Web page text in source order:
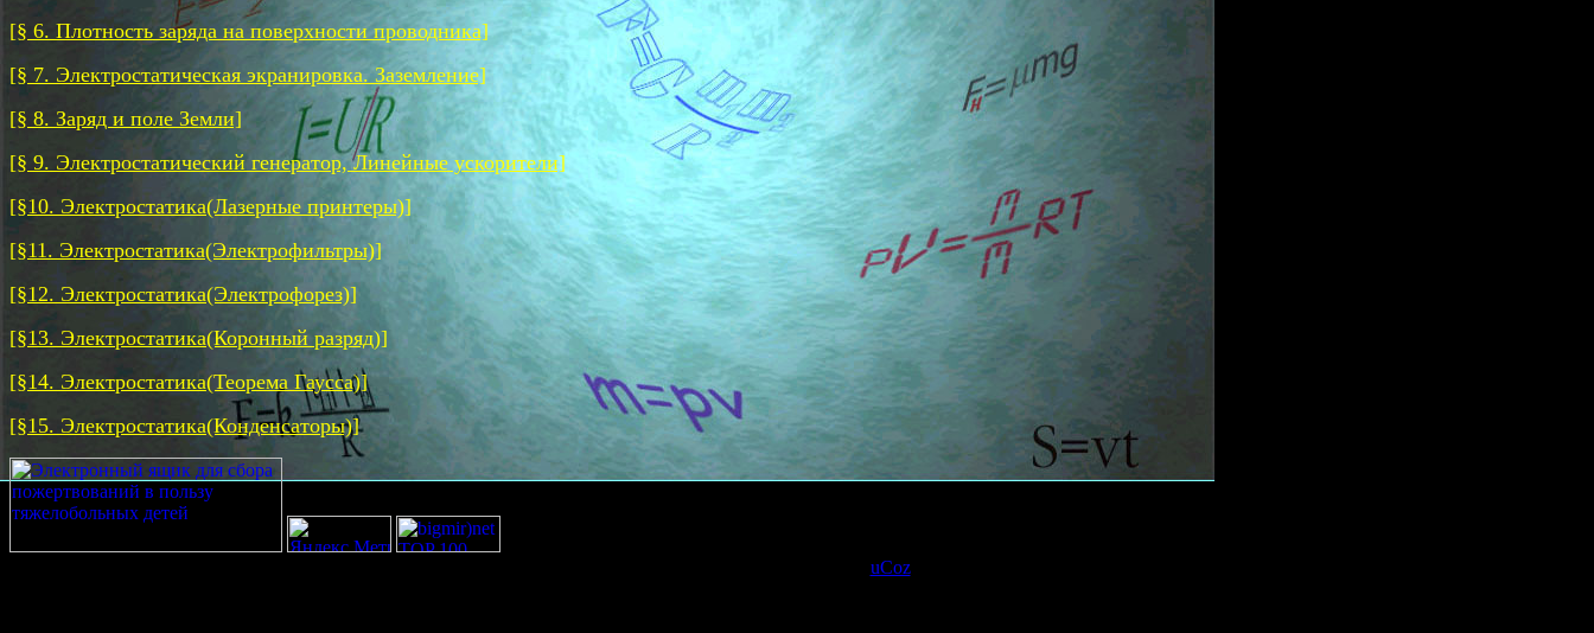
[§ 6. Плотность заряда на поверхности проводника]
[§ 7. Электростатическая экранировка. Заземление]
[§ 8. Заряд и поле Земли]
[§ 9. Электростатический генератор, Линейные ускорители]
[§10. Электростатика(Лазерные принтеры)]
[§11. Электростатика(Электрофильтры)]
[§12. Электростатика(Электрофорез)]
[§13. Электростатика(Коронный разряд)]
[§14. Электростатика(Теорема Гаусса)]
[§15. Электростатика(Конденсаторы)]
uCoz